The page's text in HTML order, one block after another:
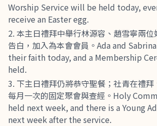
Worship Service will be held today,
receive an Easter egg.
本主日禮拜中舉行林源容、趙雪寧兩
告白，加入為本會會員。Ada and
their faith today, and a Membership
held.
下主日禮拜仍將恭守聖餐；社青在禮拜
每月一次的固定聚會與查經。Holy
held next week, and there is a Young
next week after the service.